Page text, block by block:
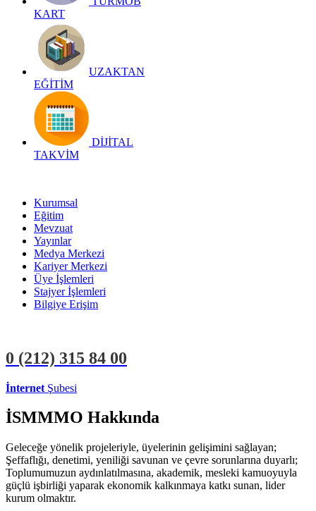
KART
UZAKTAN
EĞİTİM
DİJİTAL
TAKVİM
Kurumsal
Eğitim
Mevzuat
Yayınlar
Medya Merkezi
Kariyer Merkezi
Üye İşlemleri
Stajyer İşlemleri
Bilgiye Erişim
0 (212) 315 84 00
İnternet Şubesi
İSMMMO Hakkında
Geleceğe yönelik projeleriyle, üyelerinin gelişimini sağlayan;
Şeffaflığı, denetimi, yeniliği savunan ve çevre sorunlarına duyarlı;
Toplumumuzun aydınlatılmasına, akademik, mesleki kamuoyuyla
güçlü işbirliği yaparak ekonomik kalkınmaya katkı sunan, lider
kurum olmaktır.